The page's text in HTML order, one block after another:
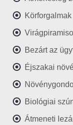
Bezárt az
Éjszakai
Biológiai
Átmeneti